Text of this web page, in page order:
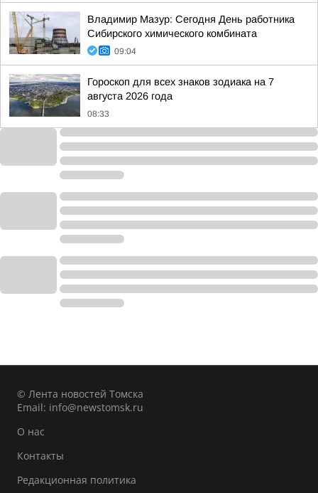
Владимир Мазур: Сегодня День работника
Сибирского химического комбината
09:04
Гороскоп для всех знаков зодиака на 7
августа 2026 года
08:33
© Лента новостей Томска
Email: info@newstomsk.ru
О нас
Контакты
Редакционная политика